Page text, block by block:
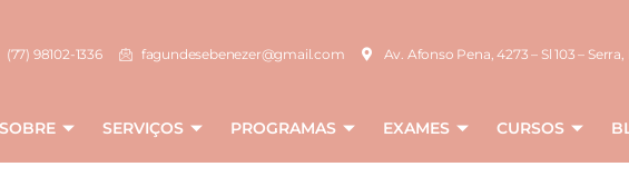
(77) 98102-1336 fagundesebenezer@gmail.com Av. Afonso Pena, 4273 – Sl 103 –
SOBRE SERVIÇOS PROGRAMAS EXAMES CURSOS